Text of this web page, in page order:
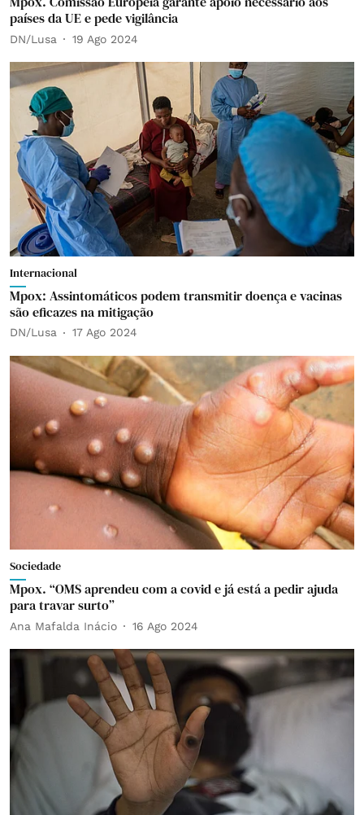
países da UE e pede vigilância
DN/Lusa 19 Ago 2024
Internacional
Mpox: Assintomáticos podem transmitir doença e vacinas
são eficazes na mitigação
DN/Lusa 17 Ago 2024
Sociedade
Mpox. “OMS aprendeu com a covid e já está a pedir ajuda
para travar surto”
Ana Mafalda Inácio 16 Ago 2024